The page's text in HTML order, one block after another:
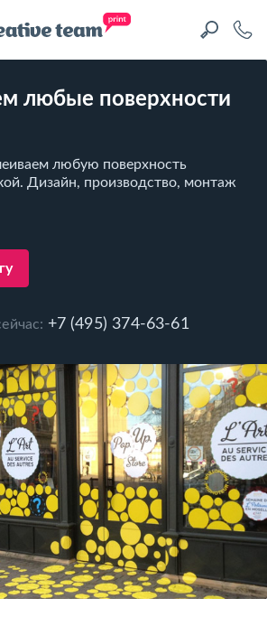
любые поверхности
любую поверхность
Дизайн, производство, монтаж
+7 (495) 374-63-61